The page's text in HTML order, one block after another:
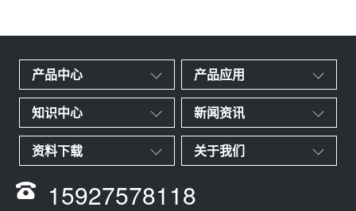
产品中心 产品应用
知识中心 新闻资讯
资料下载 关于我们
15927578118